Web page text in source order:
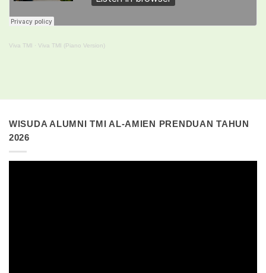
Viva TMI · Viva TMI (Piano Version)
WISUDA ALUMNI TMI AL-AMIEN PRENDUAN TAHUN
2026